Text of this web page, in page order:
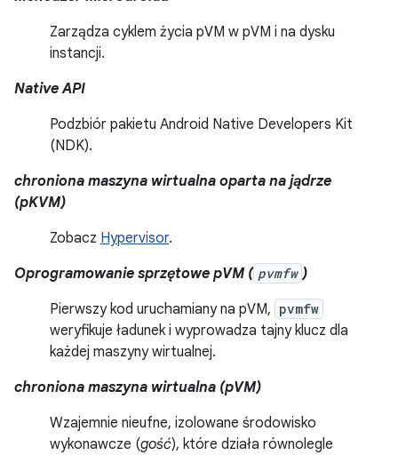
Zarządza cyklem życia pVM w pVM i na dysku
instancji.
Native API
Podzbiór pakietu Android Native Developers Kit
(NDK).
chroniona maszyna wirtualna oparta na jądrze
(pKVM)
Zobacz Hypervisor.
Oprogramowanie sprzętowe pVM ( pvmfw )
Pierwszy kod uruchamiany na pVM, pvmfw
weryfikuje ładunek i wyprowadza tajny klucz dla
każdej maszyny wirtualnej.
chroniona maszyna wirtualna (pVM)
Wzajemnie nieufne, izolowane środowisko
wykonawcze (gość), które działa równolegle